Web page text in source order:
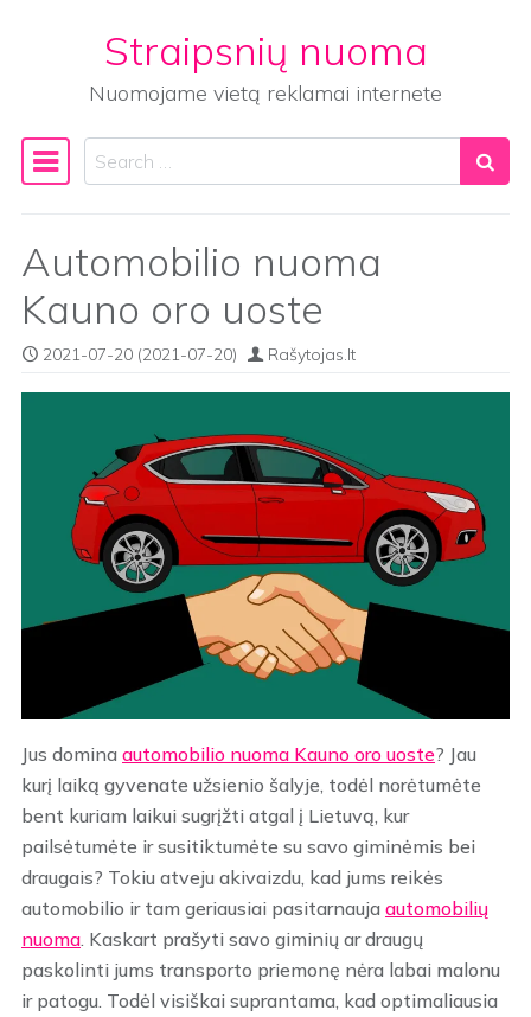
Straipsnių nuoma
Nuomojame vietą reklamai internete
Main Navigation
Search
Automobilio nuoma
Kauno oro uoste
2021-07-20 (2021-07-20) Rašytojas.lt
Jus domina automobilio nuoma Kauno oro uoste? Jau
kurį laiką gyvenate užsienio šalyje, todėl norėtumėte
bent kuriam laikui sugrįžti atgal į Lietuvą, kur
pailsėtumėte ir susitiktumėte su savo giminėmis bei
draugais? Tokiu atveju akivaizdu, kad jums reikės
automobilio ir tam geriausiai pasitarnauja automobilių
nuoma . Kaskart prašyti savo giminių ar draugų
paskolinti jums transporto priemonę nėra labai malonu
ir patogu. Todėl visiškai suprantama, kad optimaliausia